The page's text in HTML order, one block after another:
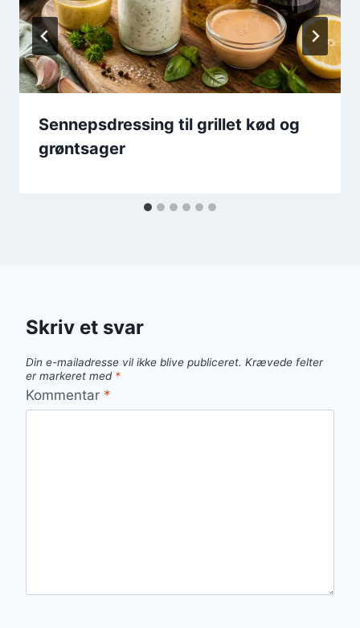
Sennepsdressing til grillet kød og
grøntsager
Skriv et svar
Din e-mailadresse vil ikke blive publiceret. Krævede felter
er markeret med *
Kommentar *